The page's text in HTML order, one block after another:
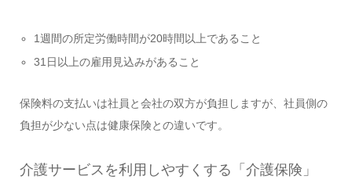
1週間の所定労働時間が20時間以上であること
31日以上の雇用見込みがあること
保険料の支払いは社員と会社の双方が負担しますが、社員側の
負担が少ない点は健康保険との違いです。
介護サービスを利用しやすくする「介護保険」